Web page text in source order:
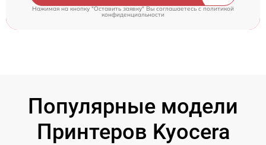
Нажимая на кнопку "Оставить заявку" Вы соглашаетесь cполитикой
конфиденциальности
Популярные модели
Принтеров Kyocera